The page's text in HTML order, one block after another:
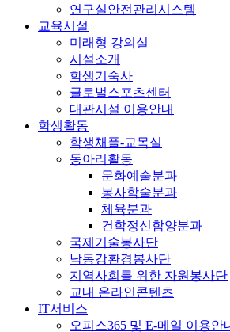
연구실안전관리시스템
교육시설
미래형 강의실
시설소개
학생기숙사
글로벌스포츠센터
대관시설 이용안내
학생활동
학생채플-교목실
동아리활동
문화예술분과
봉사학술분과
체육분과
건학정신함양분과
국제기술봉사단
낙동강환경봉사단
지역사회를 위한 자원봉사단
교내 온라인콘텐츠
IT서비스
오피스365 및 E-메일 이용안